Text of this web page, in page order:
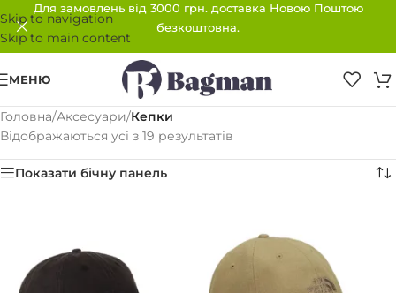
Skip to navigation
Skip to main content
Для замовлень від 3000 грн. доставка Новою Поштою
безкоштовна.
МЕНЮ
Головна/Аксесуари/Кепки
Відображаються усі з 19 результатів
Показати бічну панель